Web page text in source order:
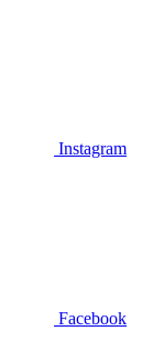
Instagram
Facebook